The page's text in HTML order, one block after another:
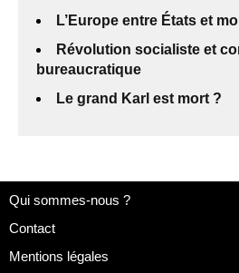
L’Europe entre États et
Révolution socialiste et
bureaucratique
Le grand Karl est mort ?
Qui sommes-nous ?
Contact
Mentions légales